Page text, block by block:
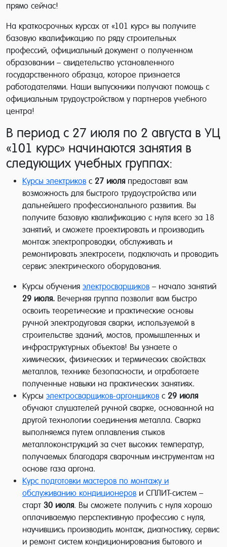
прямо сейчас!
На краткосрочных курсах от «101 курс» вы получите
базовую квалификацию по ряду строительных
профессий, официальный документ о полученном
образовании – свидетельство установленного
государственного образца, которое признается
работодателями. Наши выпускники получают помощь с
официальным трудоустройством у партнеров учебного
центра!
В период с 27 июля по 2 августа в УЦ
«101 курс» начинаются занятия в
следующих учебных группах:
Курсы электриков с 27 июля предоставят вам
возможность для быстрого трудоустройства или
дальнейшего профессионального развития. Вы
получите базовую квалификацию с нуля всего за 18
занятий, и сможете проектировать и производить
монтаж электропроводки, обслуживать и
ремонтировать электросети, подключать и проводить
сервис электрического оборудования.
Курсы обучения электросварщиков – начало занятий
29 июля. Вечерняя группа позволит вам быстро
освоить теоретические и практические основы
ручной электродуговая сварки, используемой в
строительстве зданий, мостов, промышленных и
инфраструктурных объектов! Вы узнаете о
химических, физических и термических свойствах
металлов, технике безопасности, и отработаете
полученные навыки на практических занятиях.
Курсы электросварщиков-аргонщиков с 29 июля
обучают слушателей ручной сварке, основанной на
другой технологии соединения металла. Сварка
выполняемся путем оплавления стыков
металлоконструкций за счет высоких температур,
получаемых благодаря сварочным инструментам на
основе газа аргона.
Курс подготовки мастеров по монтажу и
обслуживанию кондиционеров и СПЛИТ-систем –
старт 30 июля. Вы сможете получить с нуля хорошо
оплачиваемую перспективную профессию с нуля,
научившись производить монтаж, диагностику, сервис
и ремонт систем кондиционирования бытового и